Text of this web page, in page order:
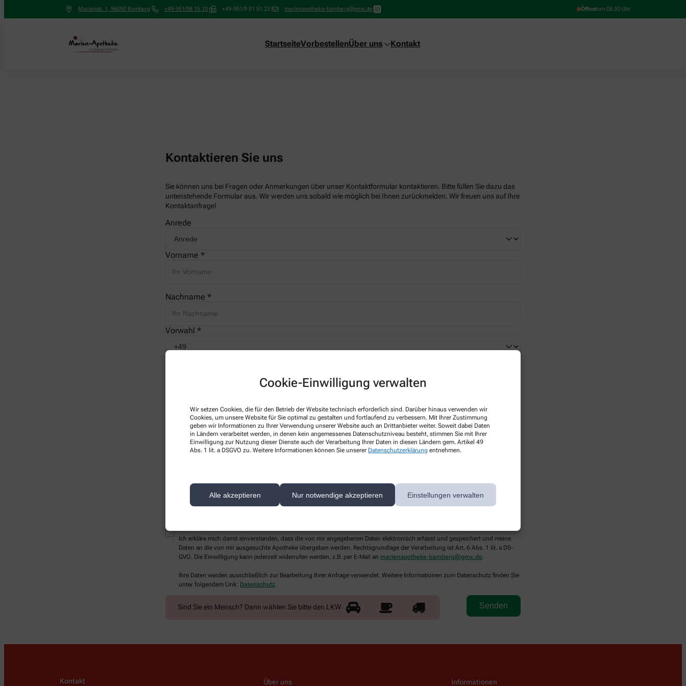
Cookie-Einwilligung verwalten
Wir setzen Cookies, die für den Betrieb der Website technisch erforderlich sind. Darüber hinaus verwenden wir
Cookies, um unsere Website für Sie optimal zu gestalten und fortlaufend zu verbessern. Mit Ihrer Zustimmung
geben wir Informationen zu Ihrer Verwendung unserer Website auch an Drittanbieter weiter. Soweit dabei Daten
in Ländern verarbeitet werden, in denen kein angemessenes Datenschutzniveau besteht, stimmen Sie mit Ihrer
Einwilligung zur Nutzung dieser Dienste auch der Verarbeitung Ihrer Daten in diesen Ländern gem. Artikel 49
Abs. 1 lit. a DSGVO zu. Weitere Informationen können Sie unserer Datenschutzerklärung entnehmen.
Alle akzeptieren Nur notwendige akzeptieren Einstellungen verwalten
Marienstr. 1 , 96050 Bamberg +49-951/98 15 10 +49-951/9 81 51 23 marienapotheke-bamberg@gmx.de Öffnetum 08:30 Uhr
StartseiteVorbestellenÜber uns Kontakt
Kontaktieren Sie uns
Sie können uns bei Fragen oder Anmerkungen über unser Kontaktformular kontaktieren. Bitte füllen Sie dazu das
untenstehende Formular aus. Wir werden uns sobald wie möglich bei Ihnen zurückmelden. Wir freuen uns auf Ihre
Kontaktanfrage!
Anrede
Vorname *
Nachname *
Vorwahl *
E-Mail *
Ihre Nachricht *
Ich erkläre mich damit einverstanden, dass die von mir angegebenen Daten elektronisch erfasst und gespeichert und meine
Daten an die von mir ausgesuchte Apotheke übergeben werden. Rechtsgrundlage der Verarbeitung ist Art. 6 Abs. 1 lit. a DS-
GVO. Die Einwilligung kann jederzeit widerrufen werden, z.B. per E-Mail an marienapotheke-bamberg@gmx.de.
Ihre Daten werden ausschließlich zur Bearbeitung Ihrer Anfrage verwendet. Weitere Informationen zum Datenschutz finden Sie
unter folgendem Link: Datenschutz.
Sind Sie ein Mensch? Dann wählen Sie bitteden LKW
Kontakt Über uns Informationen